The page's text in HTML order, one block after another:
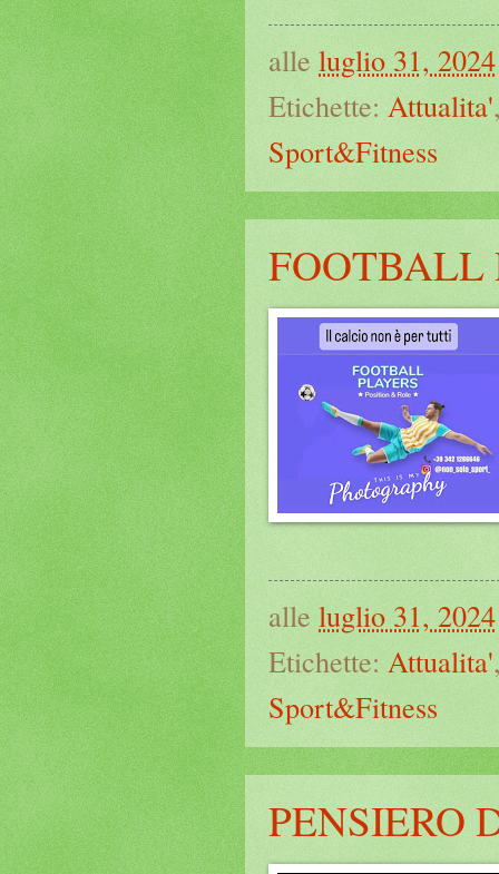
alle luglio 31, 2024
Etichette: Attualita'
Sport&Fitness
FOOTBALL
alle luglio 31, 2024
Etichette: Attualita'
Sport&Fitness
PENSIERO